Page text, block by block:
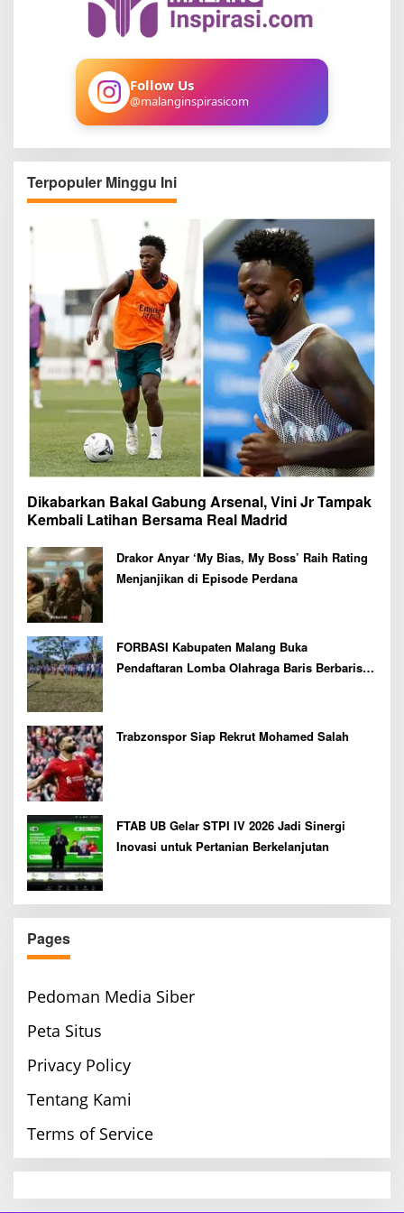
Follow Us
@malanginspirasicom
Terpopuler Minggu Ini
Dikabarkan Bakal Gabung Arsenal, Vini Jr Tampak
Kembali Latihan Bersama Real Madrid
Drakor Anyar ‘My Bias, My Boss’ Raih Rating
Menjanjikan di Episode Perdana
FORBASI Kabupaten Malang Buka
Pendaftaran Lomba Olahraga Baris Berbaris
Trabzonspor Siap Rekrut Mohamed Salah
FTAB UB Gelar STPI IV 2026 Jadi Sinergi
Inovasi untuk Pertanian Berkelanjutan
Pages
Pedoman Media Siber
Peta Situs
Privacy Policy
Tentang Kami
Terms of Service